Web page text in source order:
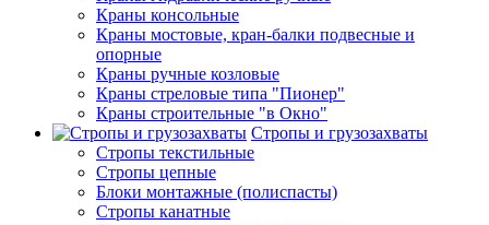
Краны консольные
Краны мостовые, кран-балки подвесные и
опорные
Краны ручные козловые
Краны стреловые типа "Пионер"
Краны строительные "в Окно"
Стропы и грузозахваты
Стропы текстильные
Стропы цепные
Блоки монтажные (полиспасты)
Стропы канатные